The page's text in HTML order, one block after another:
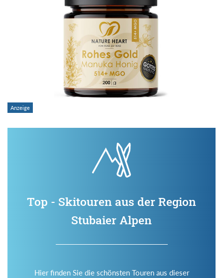
Top - Skitouren aus der Region
Stubaier Alpen
Hier finden Sie die schönsten Touren aus dieser